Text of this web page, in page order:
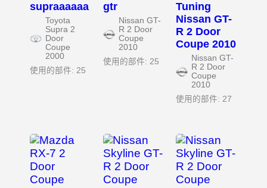
supraaaaaa
Toyota
Supra 2
Door
Coupe
2000
使用的部件: 25
gtr
Nissan GT-
R 2 Door
Coupe
2010
使用的部件: 25
Tuning
Nissan GT-
R 2 Door
Coupe 2010
Nissan GT-
R 2 Door
Coupe
2010
使用的部件: 27